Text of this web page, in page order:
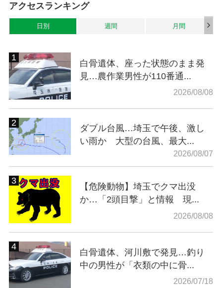
アクセスランキング
日別 週間 月間
白骨遺体、座った状態のまま発
見…農作業男性が110番通...
2026/08/08
ダブル台風…埼玉で午後、激し
い雨か 大型の台風、最大...
2026/08/07
【危険動物】埼玉でクマ出没
か…「2頭目撃」と情報 現...
2026/08/08
白骨遺体、河川敷で発見…釣り
中の男性が「衣類の中に骨...
2026/07/18